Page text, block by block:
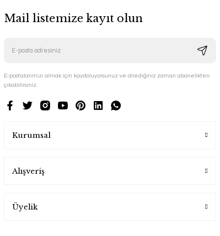
Mail listemize kayıt olun
E-postalarımızı almak için kaydoluyorsunuz ve dilediğiniz zaman abonelikten
çıkabilirsiniz.
Kurumsal
Alışveriş
Üyelik